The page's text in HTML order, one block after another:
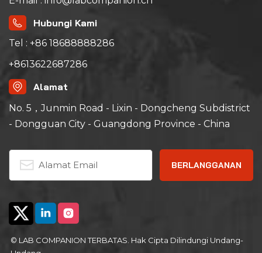
Hubungi Kami
Tel : +86 18688888286
+8613622687286
Alamat
No. 5，Junmin Road - Lixin - Dongcheng Subdistrict
- Dongguan City - Guangdong Province - China
© LAB COMPANION TERBATAS. Hak Cipta Dilindungi Undang-